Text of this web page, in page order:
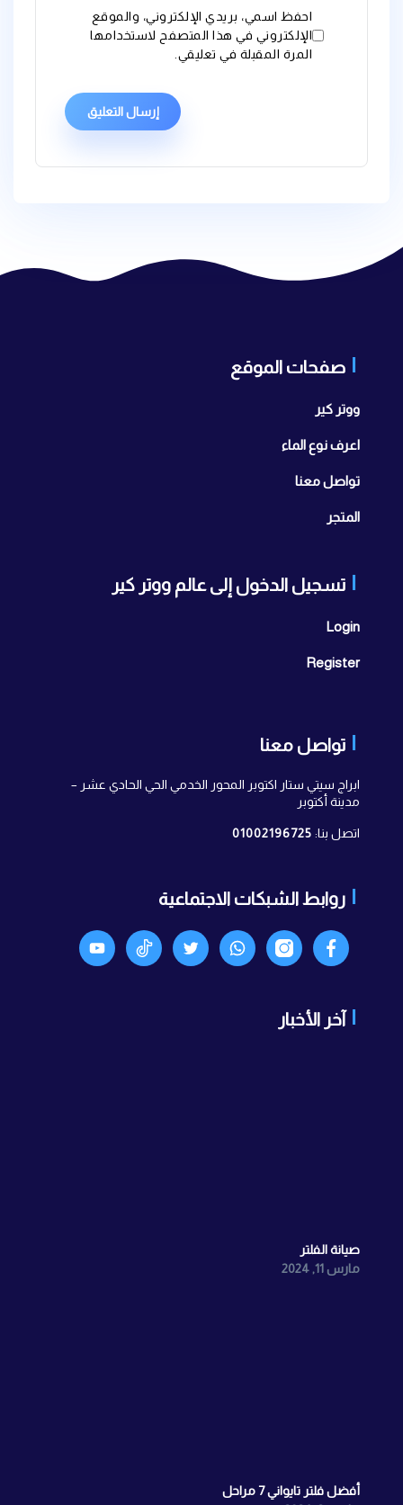
احفظ اسمي، بريدي الإلكتروني، والموقع
الإلكتروني في هذا المتصفح لاستخدامها
المرة المقبلة في تعليقي.
صفحات الموقع
ووتر كير
اعرف نوع الماء
تواصل معنا
المتجر
تسجيل الدخول إلى عالم ووتر كير
Login
Register
تواصل معنا
ابراج سيتي ستار اكتوبر المحور الخدمي الحي الحادي عشر –
مدينة أكتوبر
اتصل بنا: 01002196725
روابط الشبكات الاجتماعية
Facebookانستجرامواتساب TikTok
Youtyube
آخر الأخبار
صيانة الفلتر
مارس 11, 2024
أفضل فلتر تايواني 7 مراحل